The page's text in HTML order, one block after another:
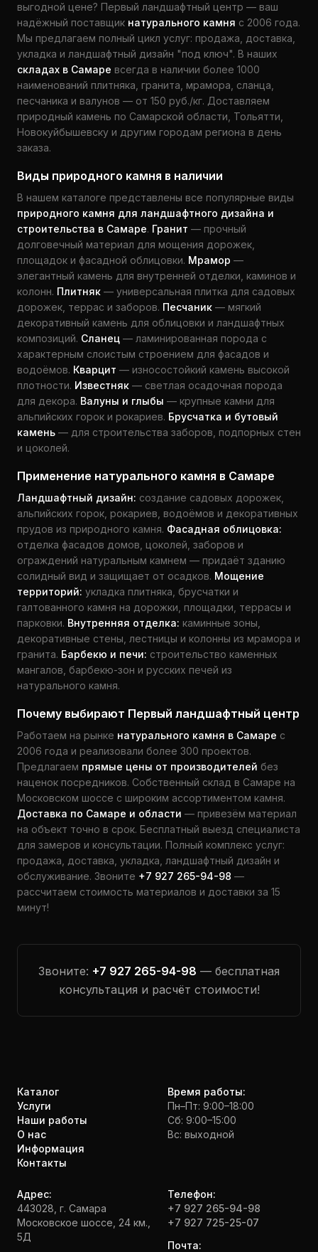
выгодной цене? Первый ландшафтный центр — ваш
надёжный поставщик натурального камня с 2006 года.
Мы предлагаем полный цикл услуг: продажа, доставка,
укладка и ландшафтный дизайн "под ключ". В наших
складах в Самаре всегда в наличии более 1000
наименований плитняка, гранита, мрамора, сланца,
песчаника и валунов — от 150 руб./кг. Доставляем
природный камень по Самарской области, Тольятти,
Новокуйбышевску и другим городам региона в день
заказа.
Виды природного камня в наличии
В нашем каталоге представлены все популярные виды
природного камня для ландшафтного дизайна и
строительства в Самаре. Гранит — прочный
долговечный материал для мощения дорожек,
площадок и фасадной облицовки. Мрамор —
элегантный камень для внутренней отделки, каминов и
колонн. Плитняк — универсальная плитка для садовых
дорожек, террас и заборов. Песчаник — мягкий
декоративный камень для облицовки и ландшафтных
композиций. Сланец — ламинированная порода с
характерным слоистым строением для фасадов и
водоёмов. Кварцит — износостойкий камень высокой
плотности. Известняк — светлая осадочная порода
для декора. Валуны и глыбы — крупные камни для
альпийских горок и рокариев. Брусчатка и бутовый
камень — для строительства заборов, подпорных стен
и цоколей.
Применение натурального камня в Самаре
Ландшафтный дизайн: создание садовых дорожек,
альпийских горок, рокариев, водоёмов и декоративных
прудов из природного камня. Фасадная облицовка:
отделка фасадов домов, цоколей, заборов и
ограждений натуральным камнем — придаёт зданию
солидный вид и защищает от осадков. Мощение
территорий: укладка плитняка, брусчатки и
галтованного камня на дорожки, площадки, террасы и
парковки. Внутренняя отделка: каминные зоны,
декоративные стены, лестницы и колонны из мрамора и
гранита. Барбекю и печи: строительство каменных
мангалов, барбекю-зон и русских печей из
натурального камня.
Почему выбирают Первый ландшафтный центр
Работаем на рынке натурального камня в Самаре с
2006 года и реализовали более 300 проектов.
Предлагаем прямые цены от производителей без
наценок посредников. Собственный склад в Самаре на
Московском шоссе с широким ассортиментом камня.
Доставка по Самаре и области — привезём материал
на объект точно в срок. Бесплатный выезд специалиста
для замеров и консультации. Полный комплекс услуг:
продажа, доставка, укладка, ландшафтный дизайн и
обслуживание. Звоните +7 927 265-94-98 —
рассчитаем стоимость материалов и доставки за 15
минут!
Звоните: +7 927 265-94-98 — бесплатная
консультация и расчёт стоимости!
Каталог
Услуги
Наши работы
О нас
Информация
Контакты
Время работы:
Пн–Пт: 9:00–18:00
Сб: 9:00–15:00
Вс: выходной
Адрес:
443028, г. Самара
Московское шоссе, 24 км.,
5Д
Телефон:
+7 927 265-94-98
+7 927 725-25-07
Почта: